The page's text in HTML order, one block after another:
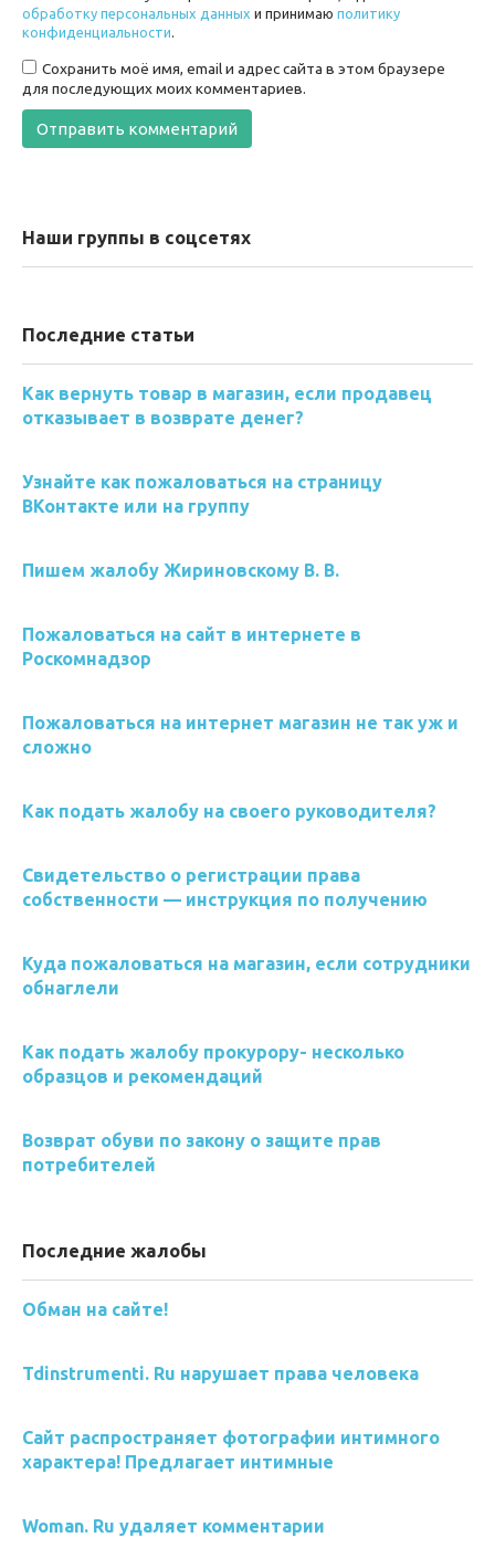
обработку персональных данных и принимаю политику
конфиденциальности.
Сохранить моё имя, email и адрес сайта в этом браузере
для последующих моих комментариев.
Наши группы в соцсетях
Последние статьи
Как вернуть товар в магазин, если продавец
отказывает в возврате денег?
Узнайте как пожаловаться на страницу
ВКонтакте или на группу
Пишем жалобу Жириновскому В. В.
Пожаловаться на сайт в интернете в
Роскомнадзор
Пожаловаться на интернет магазин не так уж и
сложно
Как подать жалобу на своего руководителя?
Свидетельство о регистрации права
собственности — инструкция по получению
Куда пожаловаться на магазин, если сотрудники
обнаглели
Как подать жалобу прокурору- несколько
образцов и рекомендаций
Возврат обуви по закону о защите прав
потребителей
Последние жалобы
Обман на сайте!
Tdinstrumenti. Ru нарушает права человека
Сайт распространяет фотографии интимного
характера! Предлагает интимные
Woman. Ru удаляет комментарии